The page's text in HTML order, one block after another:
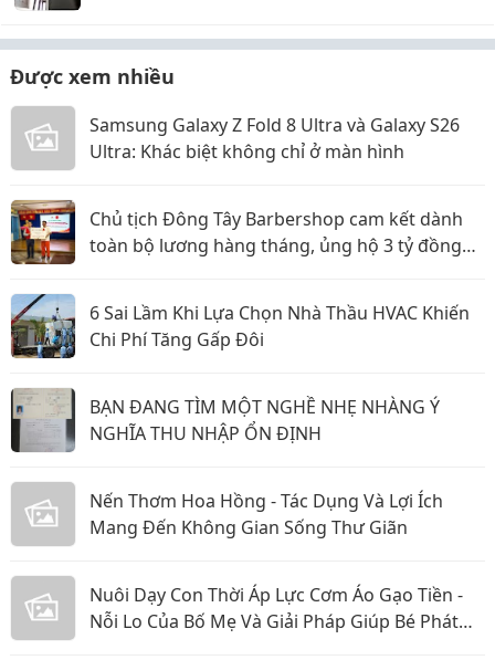
Được xem nhiều
Samsung Galaxy Z Fold 8 Ultra và Galaxy S26
Ultra: Khác biệt không chỉ ở màn hình
Chủ tịch Đông Tây Barbershop cam kết dành
toàn bộ lương hàng tháng, ủng hộ 3 tỷ đồng
6 Sai Lầm Khi Lựa Chọn Nhà Thầu HVAC Khiến
Chi Phí Tăng Gấp Đôi
BẠN ĐANG TÌM MỘT NGHỀ NHẸ NHÀNG Ý
NGHĨA THU NHẬP ỔN ĐỊNH
Nến Thơm Hoa Hồng - Tác Dụng Và Lợi Ích
Mang Đến Không Gian Sống Thư Giãn
Nuôi Dạy Con Thời Áp Lực Cơm Áo Gạo Tiền -
Nỗi Lo Của Bố Mẹ Và Giải Pháp Giúp Bé Phát